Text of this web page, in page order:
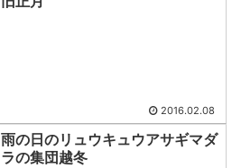
2016.02.08
雨の日のリュウキュウアサギマダ
ラの集団越冬